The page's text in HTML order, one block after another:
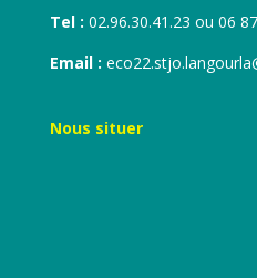
Tel : 02.96.30.41.23 ou 06
Email :
Nous situer